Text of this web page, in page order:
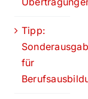
Tipp:
für